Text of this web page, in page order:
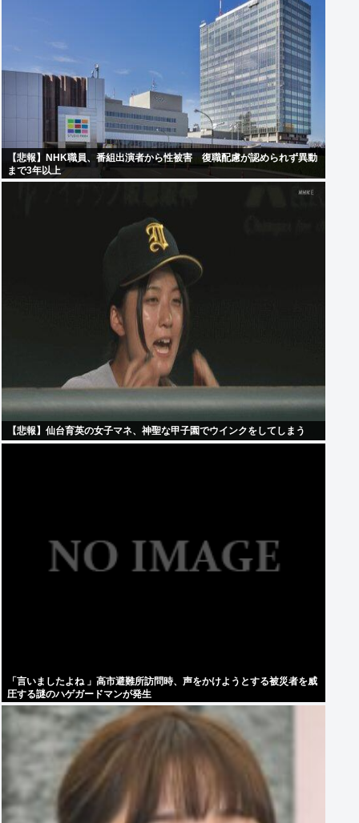
【悲報】NHK職員、番組出演者から性被害 復職配慮が認められず異動
まで3年以上
【悲報】仙台育英の女子マネ、神聖な甲子園でウインクをしてしまう
「言いましたよね 」高市避難所訪問時、声をかけようとする被災者を威
圧する謎のハゲガードマンが発生